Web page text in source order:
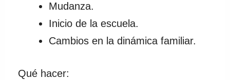
Mudanza.
Inicio de la escuela.
Cambios en la dinámica familiar.
Qué hacer: